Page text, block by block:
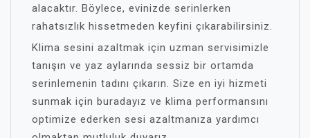
alacaktır. Böylece, evinizde serinlerken
rahatsızlık hissetmeden keyfini çıkarabilirsiniz.
Klima sesini azaltmak için uzman servisimizle
tanışın ve yaz aylarında sessiz bir ortamda
serinlemenin tadını çıkarın. Size en iyi hizmeti
sunmak için buradayız ve klima performansını
optimize ederken sesi azaltmanıza yardımcı